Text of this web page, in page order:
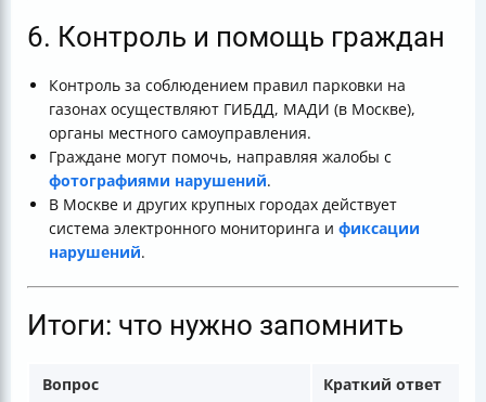
6. Контроль и помощь граждан
Контроль за соблюдением правил парковки на
газонах осуществляют ГИБДД, МАДИ (в Москве),
органы местного самоуправления.
Граждане могут помочь, направляя жалобы с
фотографиями нарушений.
В Москве и других крупных городах действует
система электронного мониторинга и фиксации
нарушений.
Итоги: что нужно запомнить
Вопрос Краткий ответ